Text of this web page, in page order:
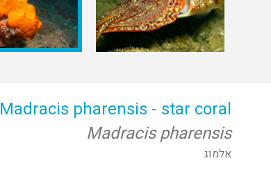
Madracis pharensis - star coral
Madracis pharensis
אלמוג